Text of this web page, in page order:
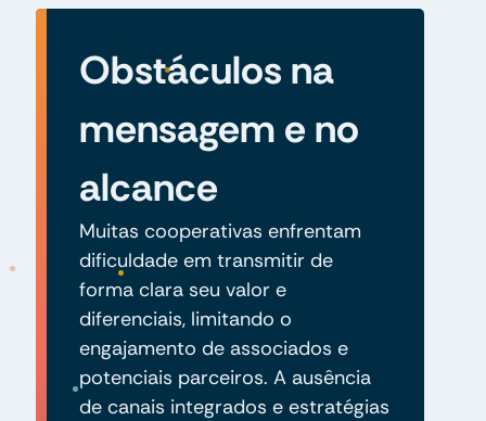
Obstáculos na
mensagem e no
alcance
Muitas cooperativas enfrentam
dificuldade em transmitir de
forma clara seu valor e
diferenciais, limitando o
engajamento de associados e
potenciais parceiros. A ausência
de canais integrados e estratégias